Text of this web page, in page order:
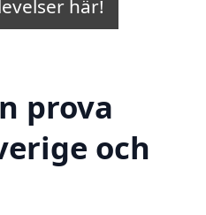
här!
prova
och